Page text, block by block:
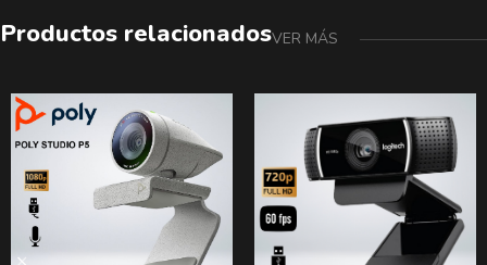
Productos relacionadosVER MÁS